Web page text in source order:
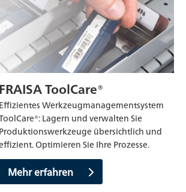
FRAISA ToolCare®
Effizientes Werkzeugmanagementsystem
Lagern und verwalten Sie
Produktionswerkzeuge übersichtlich und
Optimieren Sie Ihre Prozesse.
Mehr erfahren